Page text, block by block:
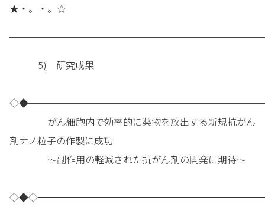
★・。・。☆
5) 研究成果
がん細胞内で効率的に薬物を放出する新規抗がん
剤ナノ粒子の作製に成功
～副作用の軽減された抗がん剤の開発に期待～